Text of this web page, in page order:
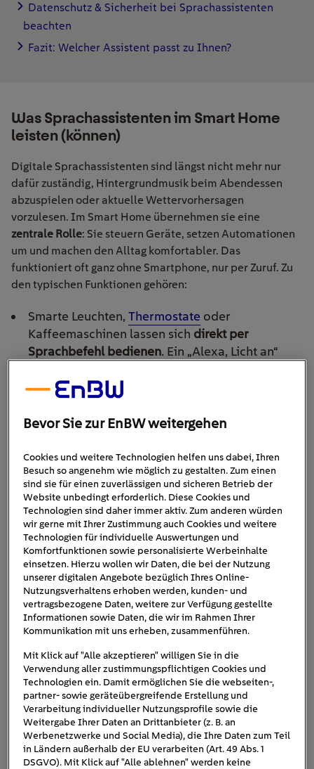
Datenschutz & Sicherheit bei Sprachassistenten
beachten
Fazit: Welcher Assistent passt zu Ihnen?
Was Sprachassistenten im Smart Home
leisten (können)
Digitale Sprachassistenten sind längst nicht mehr nur
dafür zuständig, Hintergrundmusik beim Abendessen
abzuspielen oder aktuelle Wettervorhersagen
vorzulesen. Im Smart Home übernehmen sie eine
zentrale Rolle: Sie steuern Geräte, setzen Automationen
um und machen den Alltag komfortabler. Das
funktioniert oft ganz ohne Smartphone, nur per Zuruf. Zu
den typischen Funktionen gehören:
Smarte Leuchten, Thermostate oder
Kaffeemaschinen lassen sich direkt per
Sprachbefehl bedienen. Ein „Alexa, Licht an“
Grad“ reicht aus und die Technik erledigt den
Auchganze Szenarien lassen sich starten
beispielsweise die Rollläden hoch, das Licht
geht an, und der Lieblingsradiosender beginnt zu
spielen. Diese sogenannten Routinen können
individuell angepasst werden – auf Uhrzeit,
Bewegung oder Tageslicht.
Praktisch ist auch der Fernzugriff: Wer
unterwegs ist, kannHeizungen regulieren oder
prüfen, ob die Haustür wirklich abgeschlossen
ist. Einige Assistenten beantworten zudem
Fragen wie: „Ist das Licht im Wohnzimmer aus?“
oder „Wie viel Grad sind es im Bad?“
Voraussetzung für all das ist, dass dieGeräte miteinander
kompatibelsind und über eine zentrale Plattform, meist
eine App, miteinander verbunden werden. Neue
Standards helfen dabei, herstellerübergreifende
Verbindungen zu ermöglichen.
Bevor Sie zur EnBW weitergehen
Cookies und weitere Technologien helfen uns dabei, Ihren
Besuch so angenehm wie möglich zu gestalten. Zum einen
sind sie für einen zuverlässigen und sicheren Betrieb der
Website unbedingt erforderlich. Diese Cookies und
Technologien sind daher immer aktiv. Zum anderen würden
wir gerne mit Ihrer Zustimmung auch Cookies und weitere
Technologien für individuelle Auswertungen und
Komfortfunktionen sowie personalisierte Werbeinhalte
einsetzen. Hierzu wollen wir Daten, die bei der Nutzung
unserer digitalen Angebote bezüglich Ihres Online-
Nutzungsverhaltens erhoben werden, kunden- und
vertragsbezogene Daten, weitere zur Verfügung gestellte
Informationen sowie Daten, die wir im Rahmen Ihrer
Kommunikation mit uns erheben, zusammenführen.
Mit Klick auf "Alle akzeptieren" willigen Sie in die
Verwendung aller zustimmungspflichtigen Cookies und
Technologien ein. Damit ermöglichen Sie die webseiten-,
partner- sowie geräteübergreifende Erstellung und
Verarbeitung individueller Nutzungsprofile sowie die
Weitergabe Ihrer Daten an Drittanbieter (z. B. an
Werbenetzwerke und Social Media), die Ihre Daten zum Teil
in Ländern außerhalb der EU verarbeiten (Art. 49 Abs. 1
DSGVO). Mit Klick auf "Alle ablehnen" werden keine